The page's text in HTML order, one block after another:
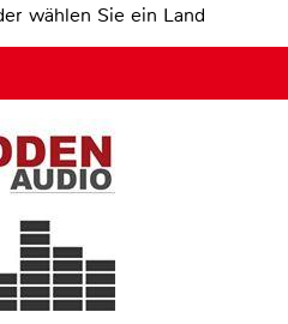
wählen Sie ein Land